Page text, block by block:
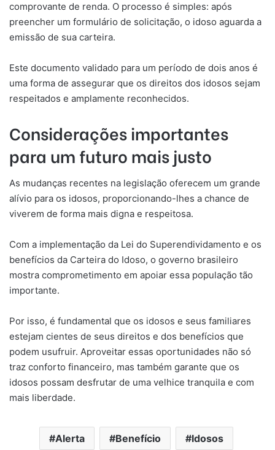
comprovante de renda. O processo é simples: após
preencher um formulário de solicitação, o idoso aguarda a
emissão de sua carteira.
Este documento validado para um período de dois anos é
uma forma de assegurar que os direitos dos idosos sejam
respeitados e amplamente reconhecidos.
Considerações importantes
para um futuro mais justo
As mudanças recentes na legislação oferecem um grande
alívio para os idosos, proporcionando-lhes a chance de
viverem de forma mais digna e respeitosa.
Com a implementação da Lei do Superendividamento e os
benefícios da Carteira do Idoso, o governo brasileiro
mostra comprometimento em apoiar essa população tão
importante.
Por isso, é fundamental que os idosos e seus familiares
estejam cientes de seus direitos e dos benefícios que
podem usufruir. Aproveitar essas oportunidades não só
traz conforto financeiro, mas também garante que os
idosos possam desfrutar de uma velhice tranquila e com
mais liberdade.
Alerta Benefício Idosos